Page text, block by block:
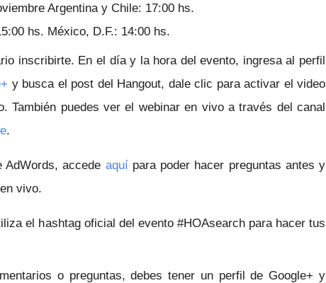
Argentina y Chile: 17:00 hs.
hs. México, D.F.: 14:00 hs.
inscribirte. En el día y la hora del evento, ingresa al perfil
y busca el post del Hangout, dale clic para activar el video
También puedes ver el webinar en vivo a través del canal
.
AdWords, accede aquípara poder hacer preguntas antes y
vivo.
el hashtag oficial del evento #HOAsearchpara hacer tus
o preguntas, debes tener un perfil de Google+ y